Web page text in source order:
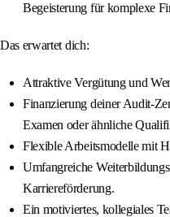
Begeisterung für komplexe
Das erwartet dich:
Attraktive Vergütung und
Finanzierung deiner Audit-
Examen oder ähnliche
Flexible Arbeitsmodelle mit
Umfangreiche
Karriereförderung.
Ein motiviertes, kollegiales